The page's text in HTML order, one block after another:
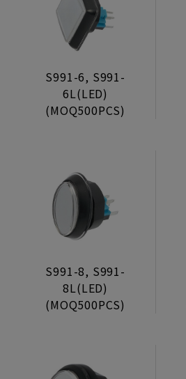
その他
Aluminum Door
Ticket Dispenser
Joystick
Push Buttons
Without Light Series
Jumbo Series
Long Bezel Series
Halo Series
S991-6, S991-
6L(LED)
(MOQ500PCS)
S991-8, S991-
8L(LED)
(MOQ500PCS)